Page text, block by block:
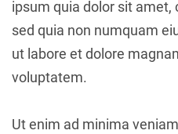
ipsum quia dolor sit amet,
sed quia non numquam
ut labore et dolore
voluptatem.
Ut enim ad minima